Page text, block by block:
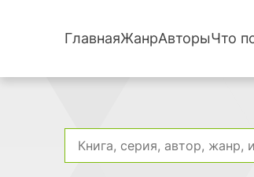
ГлавнаяЖанрАвторыЧто